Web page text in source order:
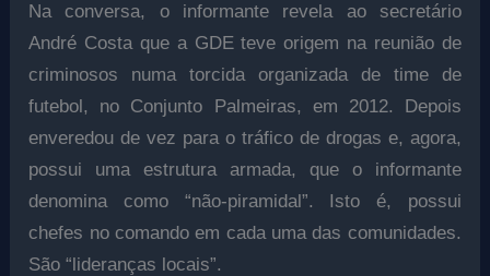
Na conversa, o informante revela ao secretário
André Costa que a GDE teve origem na reunião de
criminosos numa torcida organizada de time de
futebol, no Conjunto Palmeiras, em 2012. Depois
enveredou de vez para o tráfico de drogas e, agora,
possui uma estrutura armada, que o informante
denomina como “não-piramidal”. Isto é, possui
chefes no comando em cada uma das comunidades.
São “lideranças locais”.